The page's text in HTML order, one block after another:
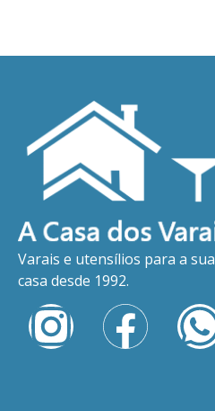
Varais e utensílios para a sua
casa desde 1992.